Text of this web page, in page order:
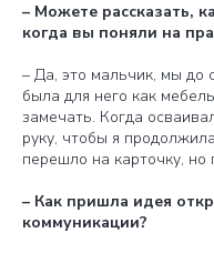
– Можете рассказать,
когда вы поняли на
– Да, это мальчик, мы до
была для него как
замечать. Когда
руку, чтобы я
перешло на карточку, но
– Как пришла идея
коммуникации?